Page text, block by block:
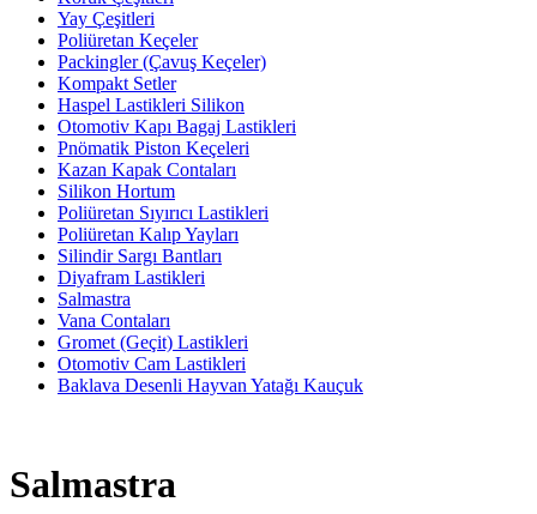
Yay Çeşitleri
Poliüretan Keçeler
Packingler (Çavuş Keçeler)
Kompakt Setler
Haspel Lastikleri Silikon
Otomotiv Kapı Bagaj Lastikleri
Pnömatik Piston Keçeleri
Kazan Kapak Contaları
Silikon Hortum
Poliüretan Sıyırıcı Lastikleri
Poliüretan Kalıp Yayları
Silindir Sargı Bantları
Diyafram Lastikleri
Salmastra
Vana Contaları
Gromet (Geçit) Lastikleri
Otomotiv Cam Lastikleri
Baklava Desenli Hayvan Yatağı Kauçuk
Salmastra